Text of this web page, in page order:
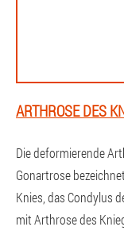
ARTHROSE DES
Die deformierende
Gonartrose
Knies, das Condylus
mit Arthrose des